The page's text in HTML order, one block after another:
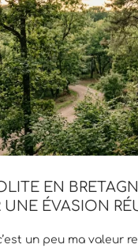
EN
UNE ÉVASION
un peu ma valeur